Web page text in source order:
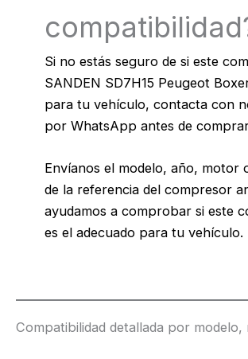
Si no estás seguro de si este
SANDEN SD7H15 Peugeot
para tu vehículo, contacta con
por WhatsApp antes de
Envíanos el modelo, año, motor
de la referencia del compresor
ayudamos a comprobar si este
es el adecuado para tu vehículo.
Compatibilidad detallada por